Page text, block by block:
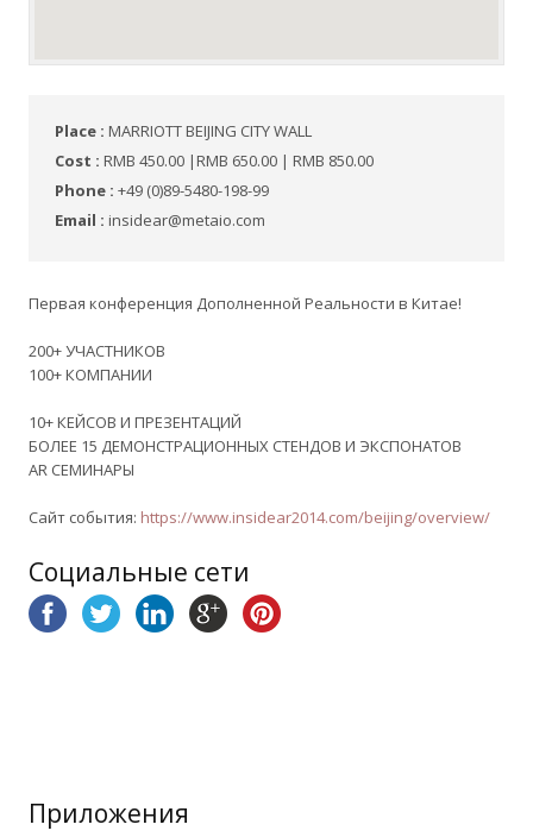
Place : MARRIOTT BEIJING CITY WALL
Cost : RMB 450.00 |RMB 650.00 | RMB 850.00
Phone : +49 (0)89-5480-198-99
Email : insidear@metaio.com
Первая конференция Дополненной Реальности в Китае!
200+ УЧАСТНИКОВ
100+ КОМПАНИИ
10+ КЕЙСОВ И ПРЕЗЕНТАЦИЙ
БОЛЕЕ 15 ДЕМОНСТРАЦИОННЫХ СТЕНДОВ И ЭКСПОНАТОВ
AR СЕМИНАРЫ
Сайт события: https://www.insidear2014.com/beijing/overview/
Социальные сети
Приложения